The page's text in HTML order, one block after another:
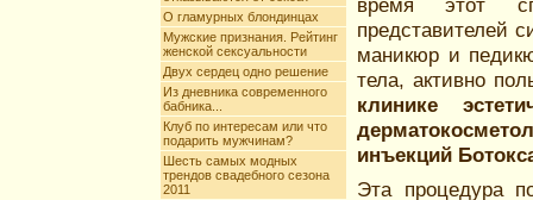
О гламурных блондинцах
Мужские признания. Рейтинг
женской сексуальности
Двух сердец одно решение
Из дневника современного
бабника...
Клуб по интересам или что
подарить мужчинам?
Шесть самых модных
трендов свадебного сезона
2011
время этот
представителей
маникюр и
тела, активно
клинике
инъекций
Эта процедура